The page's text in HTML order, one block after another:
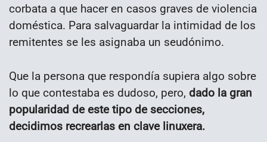
corbata a que hacer en casos graves de violencia
doméstica. Para salvaguardar la intimidad de los
remitentes se les asignaba un seudónimo.
Que la persona que respondía supiera algo sobre
lo que contestaba es dudoso, pero, dado la gran
popularidad de este tipo de secciones,
decidimos recrearlas en clave linuxera.